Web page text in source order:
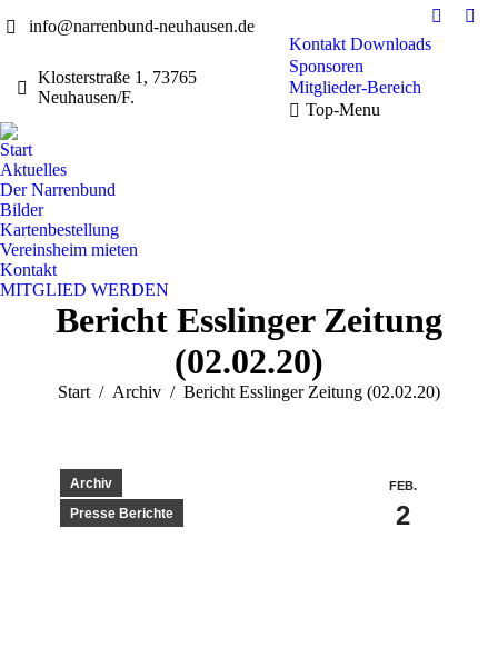
info@narrenbund-neuhausen.de
Klosterstraße 1, 73765
Neuhausen/F.
Kontakt Downloads
Sponsoren
Mitglieder-Bereich
Top-Menu
Start
Aktuelles
Der Narrenbund
Bilder
Kartenbestellung
Vereinsheim mieten
Kontakt
MITGLIED WERDEN
Bericht Esslinger Zeitung
(02.02.20)
Sie befinden sich hier:
Start Archiv Bericht Esslinger Zeitung (02.02.20)
FEB.
2
Archiv
Presse Berichte